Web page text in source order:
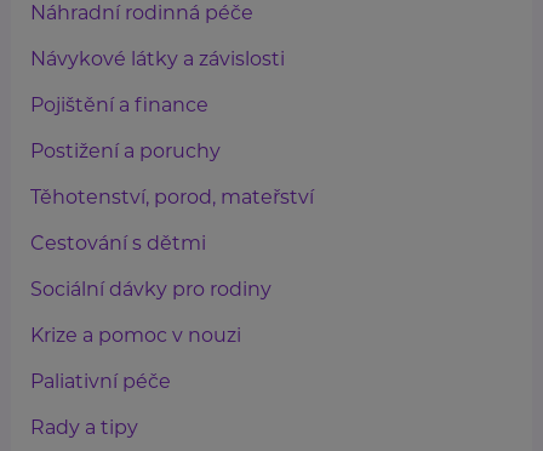
Náhradní rodinná péče
Návykové látky a závislosti
Pojištění a finance
Postižení a poruchy
Těhotenství, porod, mateřství
Cestování s dětmi
Sociální dávky pro rodiny
Krize a pomoc v nouzi
Paliativní péče
Rady a tipy